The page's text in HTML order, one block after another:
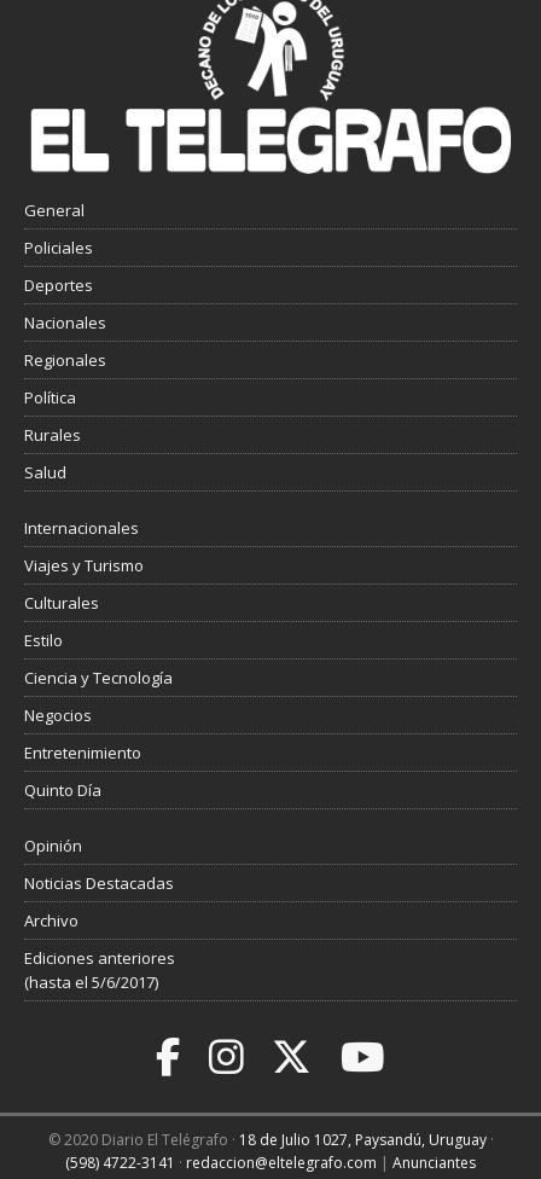
General
Policiales
Deportes
Nacionales
Regionales
Política
Rurales
Salud
Internacionales
Viajes y Turismo
Culturales
Estilo
Ciencia y Tecnología
Negocios
Entretenimiento
Quinto Día
Opinión
Noticias Destacadas
Archivo
Ediciones anteriores
(hasta el 5/6/2017)
© 2020 Diario El Telégrafo · 18 de Julio 1027, Paysandú, Uruguay·
(598) 4722-3141 · redaccion@eltelegrafo.com | Anunciantes